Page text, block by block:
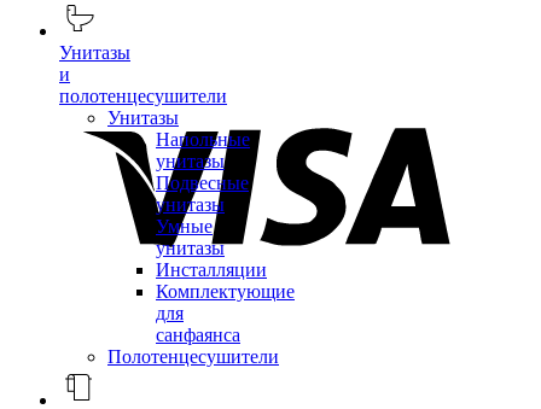
Унитазы
и
полотенцесушители
Унитазы
Напольные
унитазы
Подвесные
унитазы
Умные
унитазы
Инсталляции
Комплектующие
для
санфаянса
Полотенцесушители